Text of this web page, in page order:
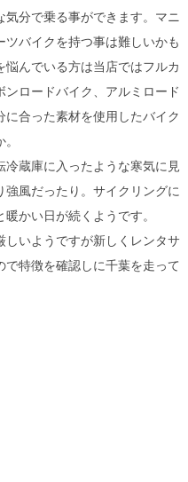
分で乗る事ができます。マニ
バイクを持つ事は難しいかも
悩んでいる方は当店ではフルカ
ロードバイク、アルミロード
合った素材を使用したバイク
蔵庫に入ったような寒気に見
風だったり。サイクリングに
かい日が続くようです。
しいようですが新しくレンタサ
特徴を確認しに千葉を走って